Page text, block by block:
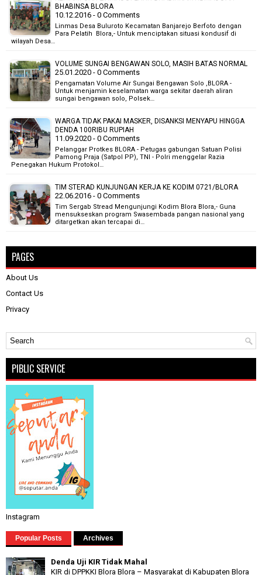
BHABINSA BLORA
10.12.2016 - 0 Comments
Linmas Desa Buluroto Kecamatan Banjarejo Berfoto dengan
Para Pelatih Blora,- Untuk menciptakan situasi kondusif di
wilayah Desa…
VOLUME SUNGAI BENGAWAN SOLO, MASIH BATAS NORMAL
25.01.2020 - 0 Comments
Pengamatan Volume Air Sungai Bengawan Solo ,BLORA -
Untuk menjamin keselamatan warga sekitar daerah aliran
sungai bengawan solo, Polsek…
WARGA TIDAK PAKAI MASKER, DISANKSI MENYAPU HINGGA
DENDA 100RIBU RUPIAH
11.09.2020 - 0 Comments
Pelanggar Protkes BLORA - Petugas gabungan Satuan Polisi
Pamong Praja (Satpol PP), TNI - Polri menggelar Razia
Penegakan Hukum Protokol…
TIM STERAD KUNJUNGAN KERJA KE KODIM 0721/BLORA
22.06.2016 - 0 Comments
Tim Sergab Stread Mengunjungi Kodim Blora Blora,- Guna
mensukseskan program Swasembada pangan nasional yang
ditargetkan akan tercapai di…
PAGES
About Us
Contact Us
Privacy
PIBLIC SERVICE
Instagram
Popular Posts Archives
Denda Uji KIR Tidak Mahal
KIR di DPPKKI Blora Blora – Masyarakat di Kabupaten Blora